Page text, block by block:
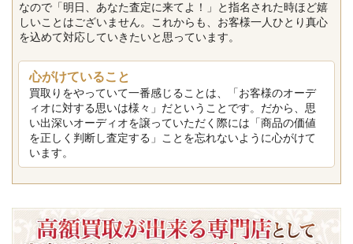
なので「明日、あなた査定に来てよ！」と指名された時ほど嬉
しいことはございません。これからも、お客様一人ひとり真心
を込めて対応していきたいと思っています。
心がけていること
買取りをやっていて一番感じることは、「お客様のオーデ
ィオに対する思いは様々」だということです。だから、思
い出深いオーディオを譲っていただく際には「商品の価値
を正しく判断し査定する」ことを忘れないように心がけて
います。